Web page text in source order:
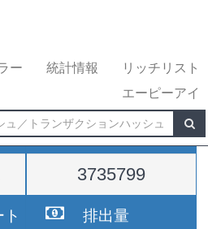
ー 統計情報
リッチリスト
エーピーアイ
高さ
3735799
排出量